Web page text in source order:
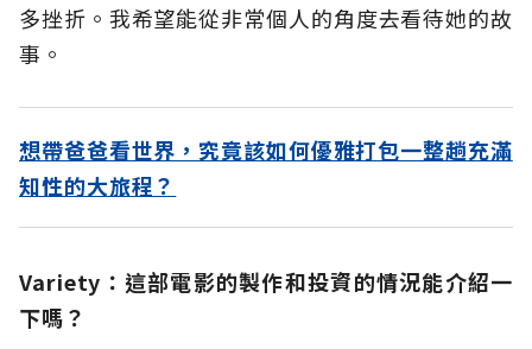
多挫折。我希望能從非常個人的角度去看待她的故
事。
想帶爸爸看世界，究竟該如何優雅打包一整趟充滿
知性的大旅程？
Variety：這部電影的製作和投資的情況能介紹一
下嗎？